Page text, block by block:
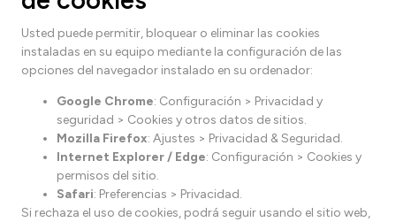
Usted puede permitir, bloquear o eliminar las cookies
instaladas en su equipo mediante la configuración de las
opciones del navegador instalado en su ordenador:
Google Chrome: Configuración > Privacidad y
seguridad > Cookies y otros datos de sitios.
Mozilla Firefox: Ajustes > Privacidad & Seguridad.
Internet Explorer / Edge: Configuración > Cookies y
permisos del sitio.
Safari: Preferencias > Privacidad.
Si rechaza el uso de cookies, podrá seguir usando el sitio web,